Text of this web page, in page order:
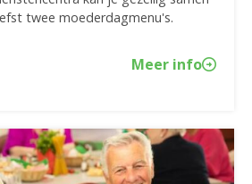
twee moederdagmenu's.
Meer info